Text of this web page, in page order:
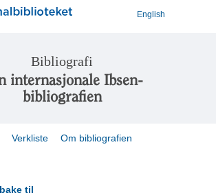
English
Bibliografi
internasjonale Ibsen-
bibliografien
Verkliste Om bibliografien
til